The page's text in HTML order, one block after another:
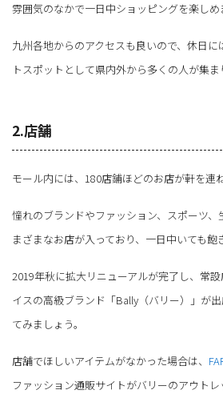
雰囲気のなかで一日中ショッピングを楽しめ
九州各地からのアクセスも良いので、休日
トスポットとして県内外から多くの人が集ま
2.店舗
モール内には、180店鋪ほどのお店が軒を連
憧れのブランドやファッション、スポーツ、
まざまなお店が入っており、一日中いても飽
2019年秋に拡大リニューアルが完了し、常
イスの高級ブランド「Bally（バリー）」が
てみましょう。
店舗でほしいアイテムがなかった場合は、
ファッション通販サイトがバリーのアウト